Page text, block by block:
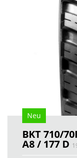
Neu
BKT 710/
A8 / 177 D